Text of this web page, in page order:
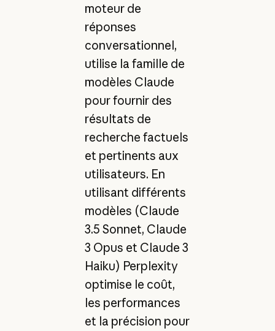
moteur de
réponses
conversationnel,
utilise la famille de
modèles Claude
pour fournir des
résultats de
recherche factuels
et pertinents aux
utilisateurs. En
utilisant différents
modèles (Claude
3.5 Sonnet, Claude
3 Opus et Claude 3
Haiku) Perplexity
optimise le coût,
les performances
et la précision pour